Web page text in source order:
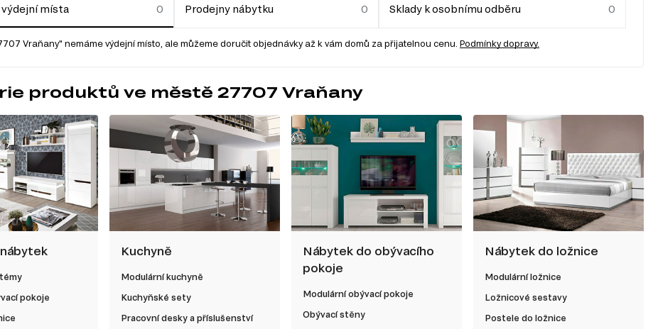
výdejní místa Prodejny nábytku Sklady k osobnímu odběru
Vraňany" nemáme výdejní místo, ale můžeme doručit objednávky až k vám domů za přijatelnou cenu. Podmínky dopravy.
produktů ve městě 27707 Vraňany
pokoje
Kuchyně
Modulární kuchyně
Kuchyňské sety
Pracovní desky a příslušenství
Nábytek do obývacího
pokoje
Modulární obývací pokoje
Obývací stěny
Nábytek do ložnice
Modulární ložnice
Ložnicové sestavy
Postele do ložnice